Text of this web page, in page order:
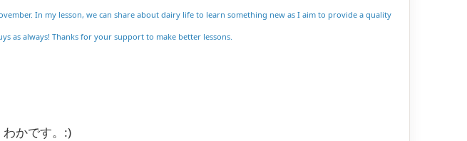
In my lesson, we can share about dairy life to learn something new as I aim to provide a quality
as always! Thanks for your support to make better lessons.
かです。:)